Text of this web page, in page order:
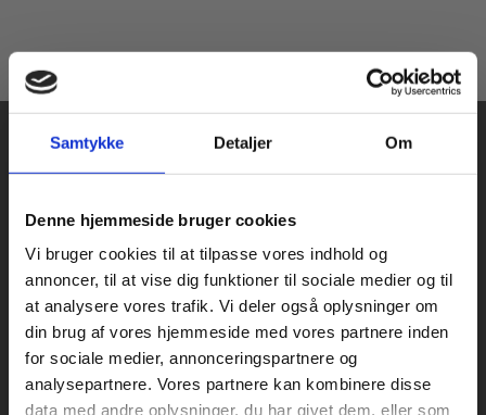
Samtykke Detaljer Om
Denne hjemmeside bruger cookies
Vi bruger cookies til at tilpasse vores indhold og
annoncer, til at vise dig funktioner til sociale medier og til
at analysere vores trafik. Vi deler også oplysninger om
din brug af vores hjemmeside med vores partnere inden
for sociale medier, annonceringspartnere og
analysepartnere. Vores partnere kan kombinere disse
data med andre oplysninger, du har givet dem, eller som
Praxis Forlag A/S
CVR 41280921
København
Vognmagergade 7, 5. sal
1120 København K
Køb læremidler og find masterclasses mm.
Fortsæt som:
For privatkunder og
studerende. Du får
For institutioner og
virksomheder. Du